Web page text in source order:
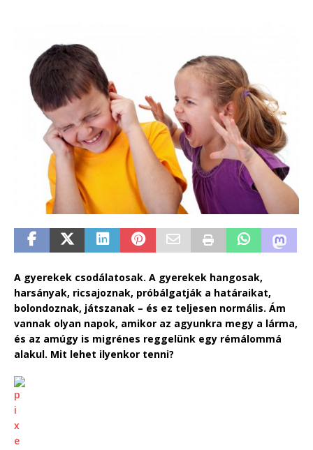
A gyerekek csodálatosak. A gyerekek hangosak,
harsányak, ricsajoznak, próbálgatják a határaikat,
bolondoznak, játszanak – és ez teljesen normális. Ám
vannak olyan napok, amikor az agyunkra megy a lárma,
és az amúgy is migrénes reggelünk egy rémálommá
alakul. Mit lehet ilyenkor tenni?